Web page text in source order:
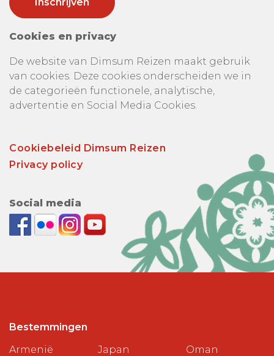
Cookies en privacy
De website van Dimsum Reizen maakt gebruik
van cookies. Deze cookies onderscheiden we in
de categorieën functionele, analytische,
advertentie en Social Media Cookies.
Cookiebeleid Dimsum Reizen
Privacy policy
Social media
Bestemmingen
Armenië
Japan Oman